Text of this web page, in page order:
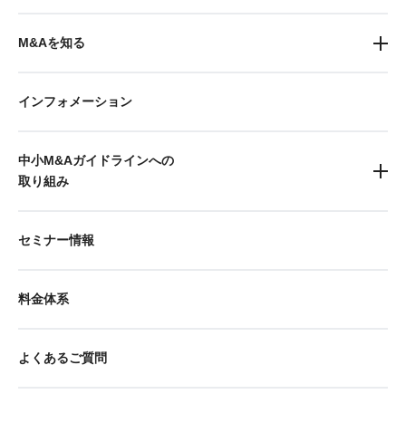
M&Aを知る
インフォメーション
中小M&Aガイドラインへの
取り組み
セミナー情報
料金体系
よくあるご質問